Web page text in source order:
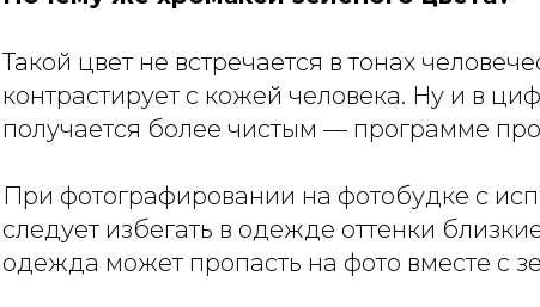
Такой цвет не встречается в тонах
контрастирует с кожей человека. Ну и в
получается более чистым — программе
При фотографировании на фотобудке с
следует избегать в одежде оттенки
одежда может пропасть на фото вместе с